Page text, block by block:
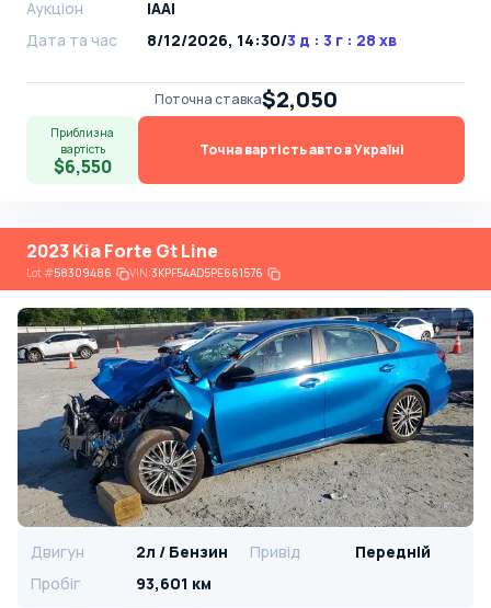
Аукціон
IAAI
Дата та час
8/12/2026, 14:30/3 д : 3 г : 28 хв
Поточна ставка$2,050
Приблизна
вартість
$6,550
Точна вартість авто в Україні
2023 Kia Forte Gt Line
Lot#58309486 VIN:3KPF54AD5PE661576
Двигун 2л / Бензин Привід
Передній
Пробіг
93,601 км